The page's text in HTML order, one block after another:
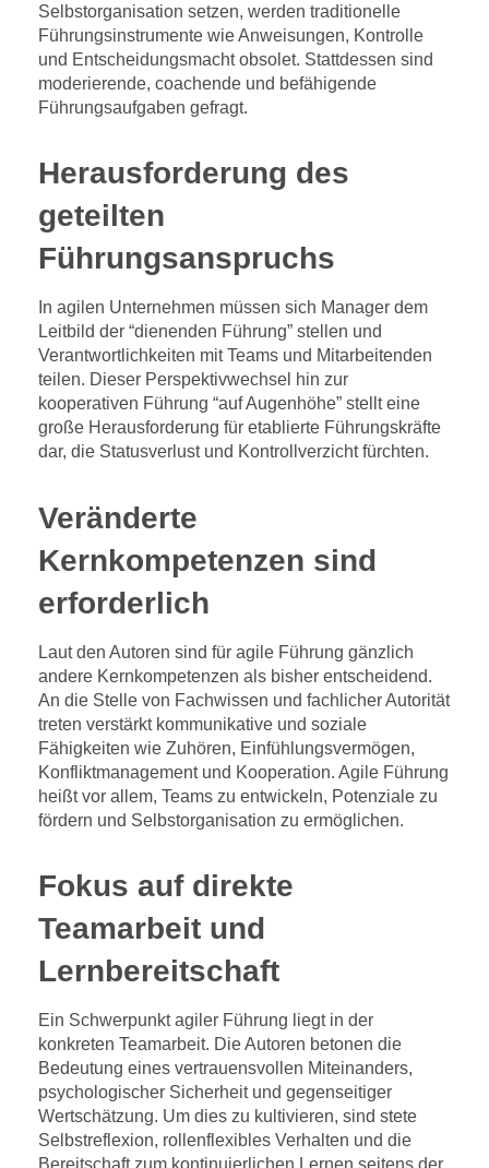
Selbstorganisation setzen, werden traditionelle
Führungsinstrumente wie Anweisungen, Kontrolle
und Entscheidungsmacht obsolet. Stattdessen sind
moderierende, coachende und befähigende
Führungsaufgaben gefragt.
Herausforderung des
geteilten
Führungsanspruchs
In agilen Unternehmen müssen sich Manager dem
Leitbild der “dienenden Führung” stellen und
Verantwortlichkeiten mit Teams und Mitarbeitenden
teilen. Dieser Perspektivwechsel hin zur
kooperativen Führung “auf Augenhöhe” stellt eine
große Herausforderung für etablierte Führungskräfte
dar, die Statusverlust und Kontrollverzicht fürchten.
Veränderte
Kernkompetenzen sind
erforderlich
Laut den Autoren sind für agile Führung gänzlich
andere Kernkompetenzen als bisher entscheidend.
An die Stelle von Fachwissen und fachlicher Autorität
treten verstärkt kommunikative und soziale
Fähigkeiten wie Zuhören, Einfühlungsvermögen,
Konfliktmanagement und Kooperation. Agile Führung
heißt vor allem, Teams zu entwickeln, Potenziale zu
fördern und Selbstorganisation zu ermöglichen.
Fokus auf direkte
Teamarbeit und
Lernbereitschaft
Ein Schwerpunkt agiler Führung liegt in der
konkreten Teamarbeit. Die Autoren betonen die
Bedeutung eines vertrauensvollen Miteinanders,
psychologischer Sicherheit und gegenseitiger
Wertschätzung. Um dies zu kultivieren, sind stete
Selbstreflexion, rollenflexibles Verhalten und die
Bereitschaft zum kontinuierlichen Lernen seitens der